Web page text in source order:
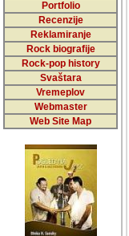
Portfolio
Recenzije
Reklamiranje
Rock biografije
Rock-pop history
Svaštara
Vremeplov
Webmaster
Web Site Map